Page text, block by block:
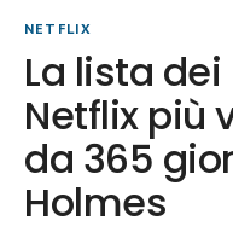
NETFLIX
La lista
Netflix più
da 365
Holmes